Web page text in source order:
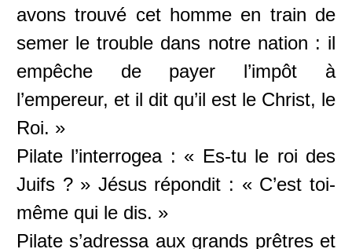
avons trouvé cet homme en train de
semer le trouble dans notre nation : il
empêche de payer l’impôt à
l’empereur, et il dit qu’il est le Christ, le
Roi. »
Pilate l’interrogea : « Es-tu le roi des
Juifs ? » Jésus répondit : « C’est toi-
même qui le dis. »
Pilate s’adressa aux grands prêtres et